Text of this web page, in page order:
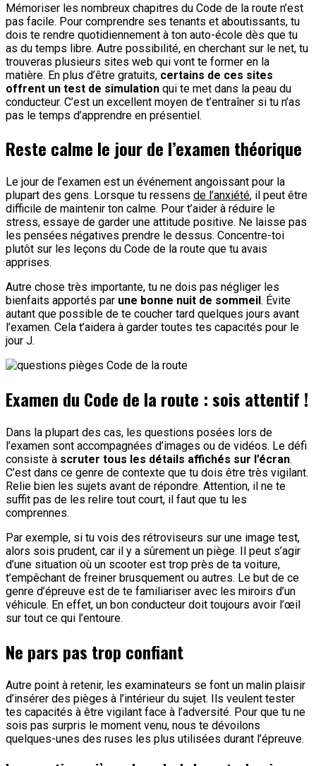
Mémoriser les nombreux chapitres du Code de la route n’est
pas facile. Pour comprendre ses tenants et aboutissants, tu
dois te rendre quotidiennement à ton auto-école dès que tu
as du temps libre. Autre possibilité, en cherchant sur le net, tu
trouveras plusieurs sites web qui vont te former en la
matière. En plus d’être gratuits, certains de ces sites
offrent un test de simulation qui te met dans la peau du
conducteur. C’est un excellent moyen de t’entraîner si tu n’as
pas le temps d’apprendre en présentiel.
Reste calme le jour de l’examen théorique
Le jour de l’examen est un événement angoissant pour la
plupart des gens. Lorsque tu ressens de l’anxiété, il peut être
difficile de maintenir ton calme. Pour t’aider à réduire le
stress, essaye de garder une attitude positive. Ne laisse pas
les pensées négatives prendre le dessus. Concentre-toi
plutôt sur les leçons du Code de la route que tu avais
apprises.
Autre chose très importante, tu ne dois pas négliger les
bienfaits apportés par une bonne nuit de sommeil . Évite
autant que possible de te coucher tard quelques jours avant
l’examen. Cela t’aidera à garder toutes tes capacités pour le
jour J.
Examen du Code de la route : sois attentif !
Dans la plupart des cas, les questions posées lors de
l’examen sont accompagnées d’images ou de vidéos. Le défi
consiste à scruter tous les détails affichés sur l’écran.
C’est dans ce genre de contexte que tu dois être très vigilant.
Relie bien les sujets avant de répondre. Attention, il ne te
suffit pas de les relire tout court, il faut que tu les
comprennes.
Par exemple, si tu vois des rétroviseurs sur une image test,
alors sois prudent, car il y a sûrement un piège. Il peut s’agir
d’une situation où un scooter est trop près de ta voiture,
t’empêchant de freiner brusquement ou autres. Le but de ce
genre d’épreuve est de te familiariser avec les miroirs d’un
véhicule. En effet, un bon conducteur doit toujours avoir l’œil
sur tout ce qui l’entoure.
Ne pars pas trop confiant
Autre point à retenir, les examinateurs se font un malin plaisir
d’insérer des pièges à l’intérieur du sujet. Ils veulent tester
tes capacités à être vigilant face à l’adversité. Pour que tu ne
sois pas surpris le moment venu, nous te dévoilons
quelques-unes des ruses les plus utilisées durant l’épreuve.